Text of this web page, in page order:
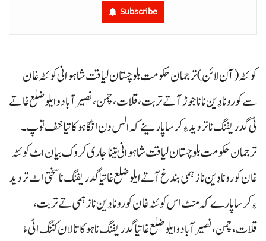
Subscribe
کوئٹہ (آن لائن) ترجمان حکومت بلوچستان لیاقت شاہوانی کوئٹہ غان
سے کورونا دَین نا ناجوڑ آتے تربت، قلات، چمن، نصیر آباد و ایلو ضلع غاتے
ٹی گدریفنگ نا تردید ءِ کرسا پارینے کہ الس دن انگا ہوکاتیا خف توپ۔
ترجمان حکومت بلوچستان لیاقت شاہوانی تینا جاری کروک بیان اٹ کوئٹہ
غان کورونا دَین نا زہمی بندغ آتے ایلو ضلع غاتیا گدریفنگ نا سختی اٹ تردید
ءِ کرسا پارے کہ منٹ اس کوئٹہ غان کورونا دَین نا زہمی تے تربت،
قلات، چمن، نصیر آباد وایلو ضلع غاتیا گدریفنگ نا ہوکا تالان کننگ اٹی ءُ